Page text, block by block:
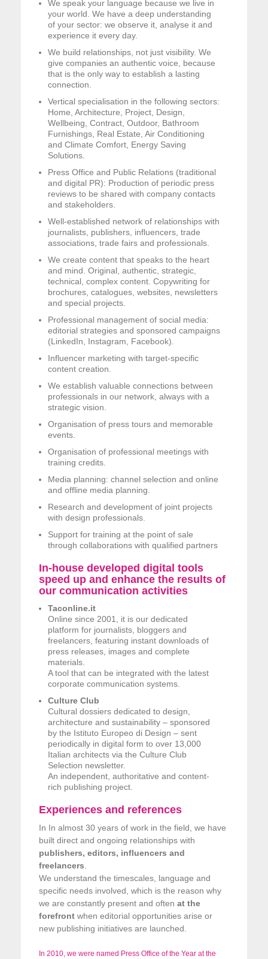
We speak your language because we live in
your world. We have a deep understanding
of your sector: we observe it, analyse it and
experience it every day.
We build relationships, not just visibility. We
give companies an authentic voice, because
that is the only way to establish a lasting
connection.
Vertical specialisation in the following sectors:
Home, Architecture, Project, Design,
Wellbeing, Contract, Outdoor, Bathroom
Furnishings, Real Estate, Air Conditioning
and Climate Comfort, Energy Saving
Solutions.
Press Office and Public Relations (traditional
and digital PR): Production of periodic press
reviews to be shared with company contacts
and stakeholders.
Well-established network of relationships with
journalists, publishers, influencers, trade
associations, trade fairs and professionals.
We create content that speaks to the heart
and mind. Original, authentic, strategic,
technical, complex content. Copywriting for
brochures, catalogues, websites, newsletters
and special projects.
Professional management of social media:
editorial strategies and sponsored campaigns
(LinkedIn, Instagram, Facebook).
Influencer marketing with target-specific
content creation.
We establish valuable connections between
professionals in our network, always with a
strategic vision.
Organisation of press tours and memorable
events.
Organisation of professional meetings with
training credits.
Media planning: channel selection and online
and offline media planning.
Research and development of joint projects
with design professionals.
Support for training at the point of sale
through collaborations with qualified partners
In-house developed digital tools
speed up and enhance the results of
our communication activities
Taconline.it
Online since 2001, it is our dedicated
platform for journalists, bloggers and
freelancers, featuring instant downloads of
press releases, images and complete
materials.
A tool that can be integrated with the latest
corporate communication systems.
Culture Club
Cultural dossiers dedicated to design,
architecture and sustainability – sponsored
by the Istituto Europeo di Design – sent
periodically in digital form to over 13,000
Italian architects via the Culture Club
Selection newsletter.
An independent, authoritative and content-
rich publishing project.
Experiences and references
In In almost 30 years of work in the field, we have
built direct and ongoing relationships with
publishers, editors, influencers and
freelancers.
We understand the timescales, language and
specific needs involved, which is the reason why
we are constantly present and often at the
forefront when editorial opportunities arise or
new publishing initiatives are launched.
In 2010, we were named Press Office of the Year at the